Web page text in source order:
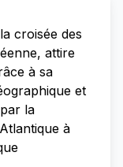
croisée des
attire
à sa
et
la
à